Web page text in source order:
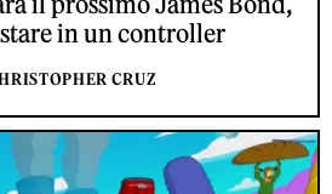
in un controller
CRUZ